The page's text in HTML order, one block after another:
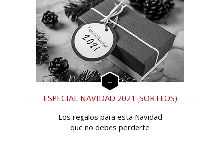
ESPECIAL NAVIDAD 2021 (SORTEOS)
Los regalos para esta Navidad
que no debes perderte